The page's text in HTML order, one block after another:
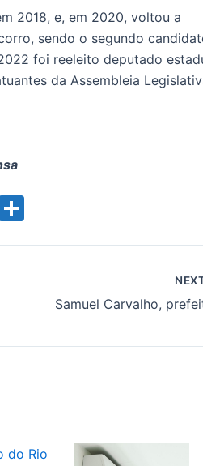
2018, e, em 2020, voltou a
sendo o segundo
foi reeleito deputado
da Assembleia